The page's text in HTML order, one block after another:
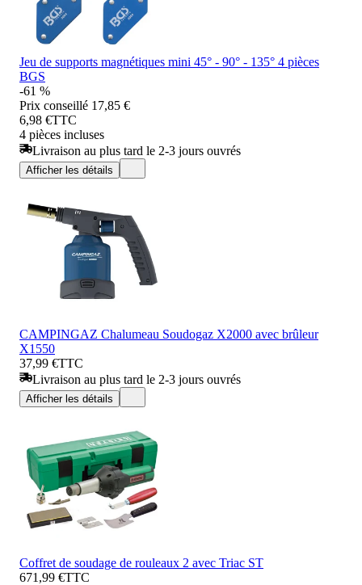
Jeu de supports magnétiques mini 45° - 90° - 135° 4 pièces
BGS
-61 %
Prix conseillé 17,85 €
6,98 €TTC
4 pièces incluses
Livraison au plus tard le 2-3 jours ouvrés
Afficher les détails
CAMPINGAZ Chalumeau Soudogaz X2000 avec brûleur
X1550
37,99 €TTC
Livraison au plus tard le 2-3 jours ouvrés
Afficher les détails
Coffret de soudage de rouleaux 2 avec Triac ST
671,99 €TTC